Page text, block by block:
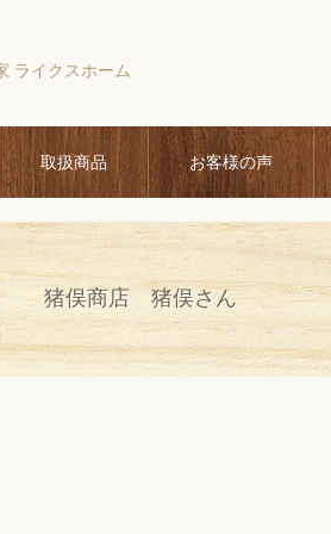
ライクスホーム
取扱商品 お客様の声
猪俣商店 猪俣さん